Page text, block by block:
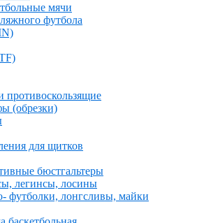
мячи
футбола
противоскользящие
(обрезки)
для щитков
бюстгальтеры
легинсы, лосины
футболки, лонгсливы, майки